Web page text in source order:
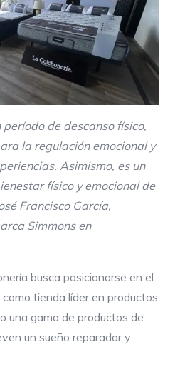
período de descanso físico,
la regulación emocional y
Asimismo, es un
físico y emocional de
Francisco García,
Simmons en
busca posicionarse en el
tienda líder en productos
una gama de productos de
un sueño reparador y